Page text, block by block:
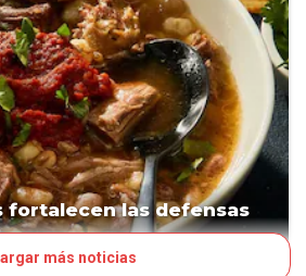
fortalecen las defensas
más noticias